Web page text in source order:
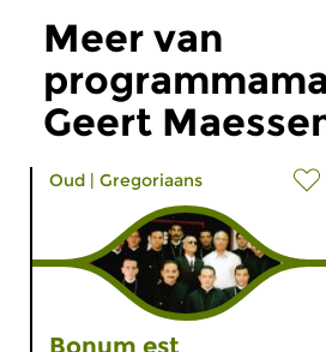
Meer van
Geert
Oud | Gregoriaans
Bonum est